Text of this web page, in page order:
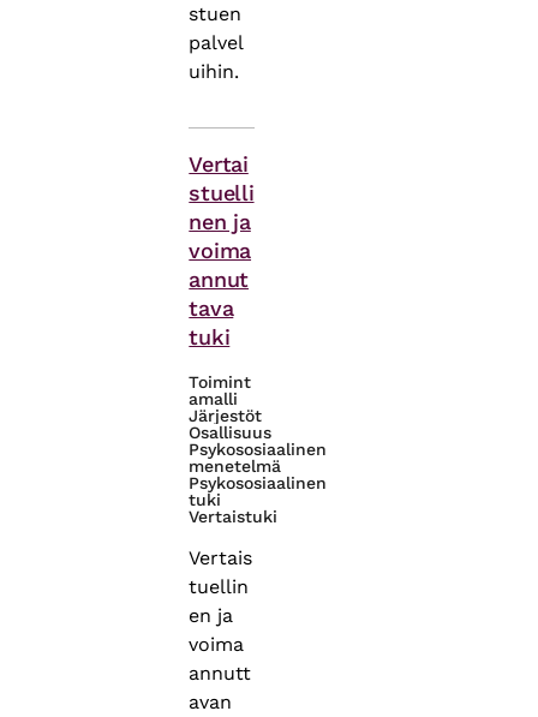
stuen
palvel
uihin.
Vertai
stuelli
nen ja
voima
annut
tava
tuki
Toimint
amalli
Järjestöt
Osallisuus
Psykososiaalinen
menetelmä
Psykososiaalinen
tuki
Vertaistuki
Vertais
tuellin
en ja
voima
annutt
avan